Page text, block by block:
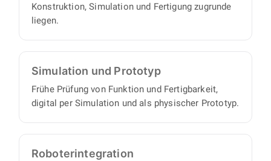
Konstruktion, Simulation und Fertigung zugrunde
liegen.
Simulation und Prototyp
Frühe Prüfung von Funktion und Fertigbarkeit,
digital per Simulation und als physischer Prototyp.
Roboter­integration